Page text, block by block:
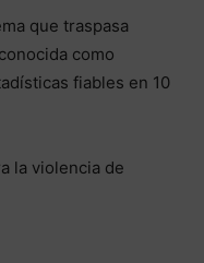
que traspasa
como
fiables en 10
la violencia de